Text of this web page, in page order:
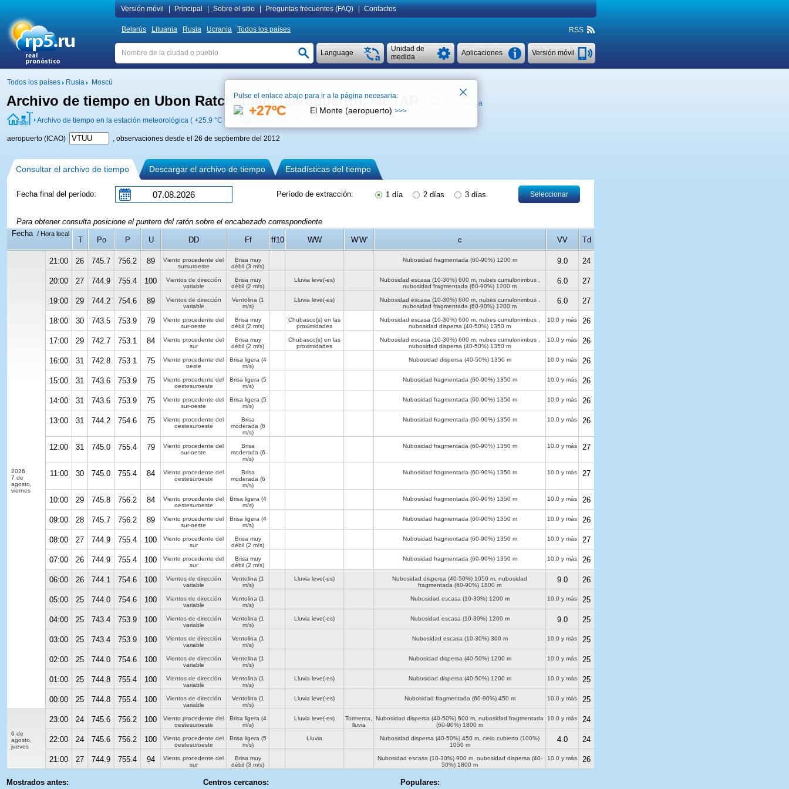
Versión móvil Principal Sobre el sitio Preguntas frecuentes (FAQ) Contactos
Belarús Lituania Rusia Ucrania Todos los países RSS
Versión móvil
Aplicaciones
Unidad de
medida
Language
Todos los países Rusia Moscú
Archivo de tiempo en Ubon Ratchathani (aeropuerto), METAR Ver en mapa
Archivo de tiempo en la estación meteorológica ( +25.9 °C
aeropuerto (ICAO) , observaciones desde el 26 de septiembre del 2012
Consultar el archivo de tiempo Descargar el archivo de tiempo Estadísticas del tiempo
Fecha final del período: Período de extracción: 1 día 2 días 3 días Seleccionar
Para obtener consulta posicione el puntero del ratón sobre el encabezado correspondiente
Fecha / Hora local
T Po P U DD Ff ff10 WW W'W' c VV Td
2026
7 de
agosto,
viernes
21:00 26 745.7 756.2 89
Viento procedente del
sursuroeste
Brisa muy
débil (3 m/s)
Nubosidad fragmentada (60-90%) 1200 m 9.0 24
20:00 27 744.9 755.4 100
Vientos de dirección
variable
Brisa muy
débil (2 m/s)
Lluvia leve(-es) Nubosidad escasa (10-30%) 600 m, nubes cumulonimbus ,
nubosidad fragmentada (60-90%) 1200 m
6.0 27
19:00 29 744.2 754.6 89
Vientos de dirección
variable
Ventolina (1
m/s)
Lluvia leve(-es) Nubosidad escasa (10-30%) 600 m, nubes cumulonimbus ,
nubosidad fragmentada (60-90%) 1200 m
6.0 27
18:00 30 743.5 753.9 79
Viento procedente del
sur-oeste
Brisa muy
débil (2 m/s)
Chubasco(s) en las
proximidades
Nubosidad escasa (10-30%) 600 m, nubes cumulonimbus ,
nubosidad dispersa (40-50%) 1350 m
10.0 y más 26
17:00 29 742.7 753.1 84
Viento procedente del
sur
Brisa muy
débil (2 m/s)
Chubasco(s) en las
proximidades
Nubosidad escasa (10-30%) 600 m, nubes cumulonimbus ,
nubosidad dispersa (40-50%) 1350 m
10.0 y más 26
16:00 31 742.8 753.1 75
Viento procedente del
oeste
Brisa ligera (4
m/s)
Nubosidad dispersa (40-50%) 1350 m 10.0 y más 26
15:00 31 743.6 753.9 75
Viento procedente del
oestesuroeste
Brisa ligera (5
m/s)
Nubosidad fragmentada (60-90%) 1350 m 10.0 y más 26
14:00 31 743.6 753.9 75
Viento procedente del
sur-oeste
Brisa ligera (5
m/s)
Nubosidad fragmentada (60-90%) 1350 m 10.0 y más 26
13:00 31 744.2 754.6 75
Viento procedente del
oestesuroeste
Brisa
moderada (6
m/s)
Nubosidad fragmentada (60-90%) 1350 m 10.0 y más 26
12:00 31 745.0 755.4 79
Viento procedente del
sur-oeste
Brisa
moderada (6
m/s)
Nubosidad fragmentada (60-90%) 1350 m 10.0 y más 27
11:00 30 745.0 755.4 84
Viento procedente del
oestesuroeste
Brisa
moderada (6
m/s)
Nubosidad fragmentada (60-90%) 1350 m 10.0 y más 27
10:00 29 745.8 756.2 84
Viento procedente del
oestesuroeste
Brisa ligera (4
m/s)
Nubosidad fragmentada (60-90%) 1350 m 10.0 y más 26
09:00 28 745.7 756.2 89
Viento procedente del
sur-oeste
Brisa ligera (4
m/s)
Nubosidad fragmentada (60-90%) 1350 m 10.0 y más 26
08:00 27 744.9 755.4 100
Viento procedente del
sur
Brisa muy
débil (2 m/s)
Nubosidad fragmentada (60-90%) 1350 m 10.0 y más 27
07:00 26 744.9 755.4 100
Viento procedente del
sur
Brisa muy
débil (2 m/s)
Nubosidad fragmentada (60-90%) 1350 m 10.0 y más 26
06:00 26 744.1 754.6 100
Vientos de dirección
variable
Ventolina (1
m/s)
Lluvia leve(-es) Nubosidad dispersa (40-50%) 1050 m , nubosidad
fragmentada (60-90%) 1800 m
9.0 26
05:00 25 744.0 754.6 100
Vientos de dirección
variable
Ventolina (1
m/s)
Nubosidad escasa (10-30%) 1200 m 10.0 y más 25
04:00 25 743.4 753.9 100
Vientos de dirección
variable
Ventolina (1
m/s)
Lluvia leve(-es) Nubosidad escasa (10-30%) 1200 m 9.0 25
03:00 25 743.4 753.9 100
Vientos de dirección
variable
Ventolina (1
m/s)
Nubosidad escasa (10-30%) 300 m 10.0 y más 25
02:00 25 744.0 754.6 100
Vientos de dirección
variable
Ventolina (1
m/s)
Nubosidad dispersa (40-50%) 1200 m 10.0 y más 25
01:00 25 744.8 755.4 100
Vientos de dirección
variable
Ventolina (1
m/s)
Lluvia leve(-es) Nubosidad dispersa (40-50%) 1200 m 10.0 y más 25
00:00 25 744.8 755.4 100
Vientos de dirección
variable
Ventolina (1
m/s)
Lluvia leve(-es) Nubosidad fragmentada (60-90%) 450 m 10.0 y más 25
6 de
agosto,
jueves
23:00 24 745.6 756.2 100
Viento procedente del
oestesuroeste
Brisa ligera (4
m/s)
Lluvia leve(-es)
Tormenta,
lluvia
Nubosidad dispersa (40-50%) 600 m , nubosidad fragmentada
(60-90%) 1800 m
10.0 y más 24
22:00 24 745.6 756.2 100
Viento procedente del
oestesuroeste
Brisa ligera (5
m/s)
Lluvia Nubosidad dispersa (40-50%) 450 m , cielo cubierto (100%)
1050 m
4.0 24
21:00 27 744.9 755.4 94
Viento procedente del
sur
Brisa muy
débil (3 m/s)
Nubosidad escasa (10-30%) 900 m, nubosidad dispersa (40-
50%) 1800 m
10.0 y más 26
Mostrados antes: Centros cercanos: Populares:
Pulse el enlace abajo para ir a la página necesaria:
+27ºC El Monte (aeropuerto) >>>